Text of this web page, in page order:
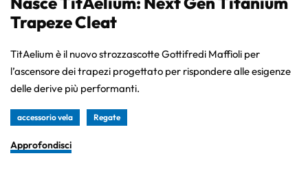
Trapeze Cleat
TitAelium è il nuovo strozzascotte Gottifredi Maffioli per
l’ascensore dei trapezi progettato per rispondere alle esigenze
delle derive più performanti.
accessorio vela Regate
Approfondisci